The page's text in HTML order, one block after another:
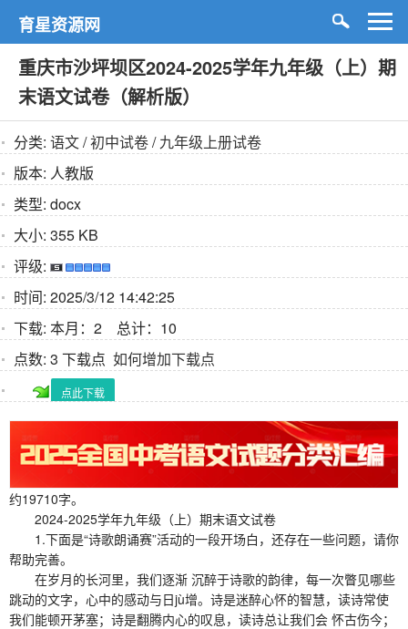
育星资源网
重庆市沙坪坝区2024-2025学年九年级（上）期
末语文试卷（解析版）
分类: 语文/初中试卷/九年级上册试卷
版本: 人教版
类型: docx
大小: 355 KB
评级:
时间: 2025/3/12 14:42:25
下载: 本月：2 总计：10
点数: 3 下载点 如何增加下载点
点此下载
约19710字。
2024-2025学年九年级（上）期末语文试卷
1.下面是“诗歌朗诵赛”活动的一段开场白，还存在一些问题，请你
帮助完善。
在岁月的长河里，我们逐渐 沉醉于诗歌的韵律，每一次瞥见哪些
跳动的文字，心中的感动与日jù增。诗是迷醉心怀的智慧，读诗常使
我们能顿开茅塞；诗是翻腾内心的叹息，读诗总让我们会 怀古伤今；